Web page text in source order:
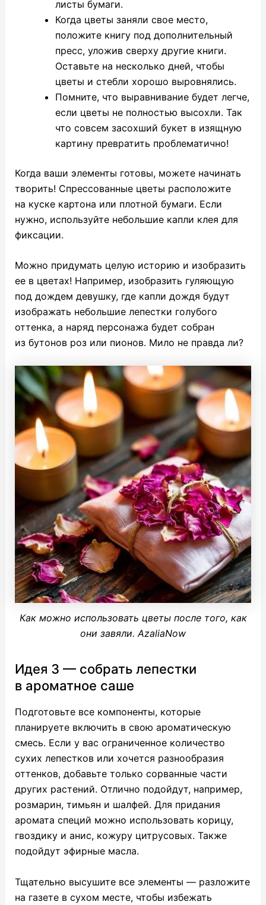
листы бумаги.
Когда цветы заняли свое место,
положите книгу под дополнительный
пресс, уложив сверху другие книги.
Оставьте на несколько дней, чтобы
цветы и стебли хорошо выровнялись.
Помните, что выравнивание будет легче,
если цветы не полностью высохли. Так
что совсем засохший букет в изящную
картину превратить проблематично!
Когда ваши элементы готовы, можете начинать
творить! Спрессованные цветы расположите
на куске картона или плотной бумаги. Если
нужно, используйте небольшие капли клея для
фиксации.
Можно придумать целую историю и изобразить
ее в цветах! Например, изобразить гуляющую
под дождем девушку, где капли дождя будут
изображать небольшие лепестки голубого
оттенка, а наряд персонажа будет собран
из бутонов роз или пионов. Мило не правда ли?
Как можно использовать цветы после того, как
они завяли. AzaliaNow
Идея 3 — собрать лепестки
в ароматное саше
Подготовьте все компоненты, которые
планируете включить в свою ароматическую
смесь. Если у вас ограниченное количество
сухих лепестков или хочется разнообразия
оттенков, добавьте только сорванные части
других растений. Отлично подойдут, например,
розмарин, тимьян и шалфей. Для придания
аромата специй можно использовать корицу,
гвоздику и анис, кожуру цитрусовых. Также
подойдут эфирные масла.
Тщательно высушите все элементы — разложите
на газете в сухом месте, чтобы избежать